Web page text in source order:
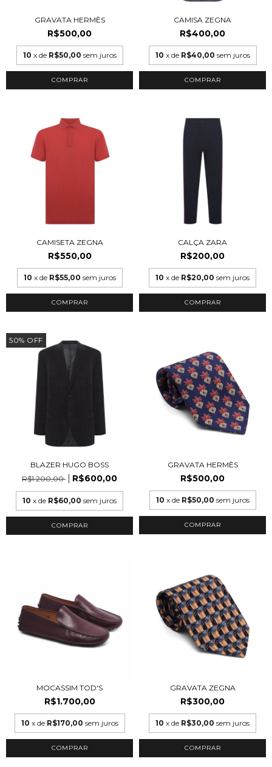
GRAVATA HERMÈS
R$500,00
10 x de R$50,00 sem juros
CAMISA ZEGNA
R$400,00
10 x de R$40,00 sem juros
COMPRAR
CAMISETA ZEGNA
R$550,00
10 x de R$55,00 sem juros
COMPRAR
CALÇA ZARA
R$200,00
10 x de R$20,00 sem juros
COMPRAR
50% OFF
BLAZER HUGO BOSS
R$1.200,00
R$600,00
10 x de R$60,00 sem juros
GRAVATA HERMÈS
R$500,00
10 x de R$50,00 sem juros
MOCASSIM TOD'S
R$1.700,00
10 x de R$170,00 sem juros
COMPRAR
GRAVATA ZEGNA
R$300,00
10 x de R$30,00 sem juros